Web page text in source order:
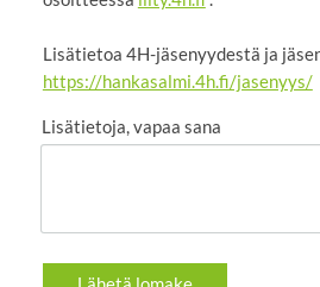
Lisätietoa 4H-jäsenyydestä ja
https://hankasalmi.4h.fi/jasenyys/
Lisätietoja, vapaa sana